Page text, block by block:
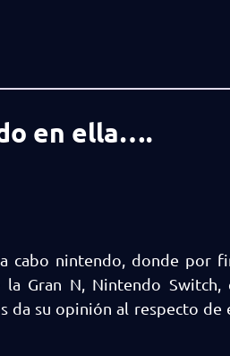
en ella….
cabo nintendo, donde por
Gran N, Nintendo Switch,
su opinión al respecto de